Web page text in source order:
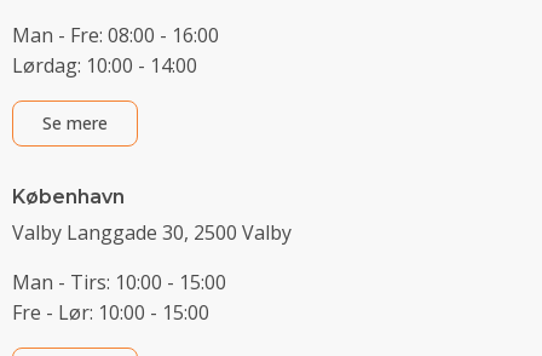
Man - Fre: 08:00 - 16:00
Lørdag: 10:00 - 14:00
Se mere
København
Valby Langgade 30, 2500 Valby
Man - Tirs: 10:00 - 15:00
Fre - Lør: 10:00 - 15:00